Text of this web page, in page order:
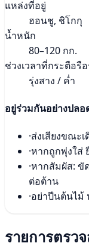
แหล่งที่อยู่
ฮอนชู, ชิโกกุ
น้ำหนัก
80–120 กก.
ช่วงเวลาที่กระตือรื
รุ่งสาง / ค่ำ
อยู่ร่วมกันอย่างปลอ
·ส่งเสียงขณะ
·หากถูกพุ่งใส่
·หากสัมผัส: ขั
ต่อต้าน
·อย่าปีนต้นไม้
รายการตรว